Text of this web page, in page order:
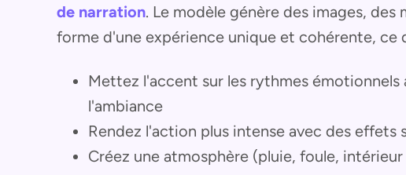
de narration. Le modèle génère des images, des
forme d'une expérience unique et cohérente, ce
Mettez l'accent sur les rythmes émotionnels
l'ambiance
Rendez l'action plus intense avec des effets
Créez une atmosphère (pluie, foule,